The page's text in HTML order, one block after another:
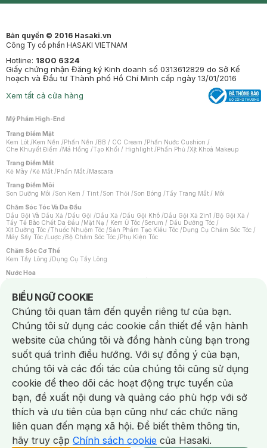
NowFree 2H Giao Nhanh Miễn Phí 2H Xem chi tiết
Bản quyền © 2016 Hasaki.vn
Công Ty cổ phần HASAKI VIETNAM
Hotline: 1800 6324
Giấy chứng nhận Đăng ký Kinh doanh số 0313612829 do Sở Kế
hoạch và Đầu tư Thành phố Hồ Chí Minh cấp ngày 13/01/2016
Xem tất cả cửa hàng
Mỹ Phẩm High-End
Trang Điểm Mặt
Kem Lót /Kem Nền /Phấn Nền /BB / CC Cream /Phấn Nước Cushion /
Che Khuyết Điểm /Má Hồng /Tạo Khối / Highlight /Phấn Phủ /Xịt Khoá Makeup
Trang Điểm Mắt
Kẻ Mày /Kẻ Mắt /Phấn Mắt /Mascara
Trang Điểm Môi
Son Dưỡng Môi /Son Kem / Tint /Son Thỏi /Son Bóng /Tẩy Trang Mắt / Môi
Chăm Sóc Tóc Và Da Đầu
Dầu Gội Và Dầu Xả /Dầu Gội /Dầu Xả /Dầu Gội Khô /Dầu Gội Xả 2in1 /Bộ Gội Xả /
Tẩy Tế Bào Chết Da Đầu /Mặt Nạ / Kem Ủ Tóc /Serum / Dầu Dưỡng Tóc /
Xịt Dưỡng Tóc /Thuốc Nhuộm Tóc /Sản Phẩm Tạo Kiểu Tóc /Dụng Cụ Chăm Sóc Tóc /
Máy Sấy Tóc /Lược /Bộ Chăm Sóc Tóc /Phụ Kiện Tóc
Chăm Sóc Cơ Thể
Kem Tẩy Lông /Dụng Cụ Tẩy Lông
Nước Hoa
Nước Hoa Nữ
Chăm Sóc Cá Nhân
Chống Muỗi /Khẩu Trang /Máy Massage/Mặt Nạ Xông Hơi /Nước Rửa Tay/
Sản Phẩm Chăm Sóc Khác /Bàn Chải Đánh Răng /Bàn Chải Điện/
Hỗ Trợ Trắng Răng/Kem Đánh Răng /Máy Tăm Nước/ Nước Súc Miệng/
Tăm / Chỉ Nha Khoa/ Xịt Thơm Miệng / Dung Dịch Vệ Sinh/Dưỡng Vùng Kín/
Khăn Ướt Vệ Sinh Vùng Kín/Băng Vệ Sinh/Tampon/Bọt Cạo Râu /Dao Cạo Râu/
Máy Cạo Râu
Vấn Đề Về Da
Da Dầu / Lỗ Chân Lông To/ Da Khô / Mất Nước/ Da Lão Hóa/ Da Mụn/
Da Nhạy Cảm / Kích Ứng
Da Xỉn Màu Thâm / Nám / Tàn Nhang
Quầng Thâm & Bọng Mắt /Sẹo /Viêm Da Cơ Địa
Dụng Cụ / Phụ Kiện Chăm Sóc Da
Bông Tẩy Trang
Khăn Lau Mặt Khô Dụng Cụ / Máy Rửa Mặt Máy Chăm Sóc Da
Dụng Cụ Chăm Sóc Khác
BIỂU NGỮ COOKIE
Notice about cookies usage
Chúng tôi quan tâm đến quyền riêng tư của bạn.
Chúng tôi sử dụng các cookie cần thiết để vận hành
website của chúng tôi và đồng hành cùng bạn trong
suốt quá trình điều hướng. Với sự đồng ý của bạn,
chúng tôi và các đối tác của chúng tôi cũng sử dụng
cookie để theo dõi các hoạt động trực tuyến của
bạn, đề xuất nội dung và quảng cáo phù hợp với sở
thích và ưu tiên của bạn cũng như các chức năng
liên quan đến mạng xã hội. Để biết thêm thông tin,
hãy truy cập Chính sách cookie của Hasaki.